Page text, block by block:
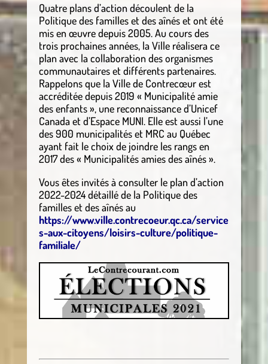
Quatre plans d’action découlent de la
Politique des familles et des aînés et ont été
mis en œuvre depuis 2005. Au cours des
trois prochaines années, la Ville réalisera ce
plan avec la collaboration des organismes
communautaires et différents partenaires.
Rappelons que la Ville de Contrecœur est
accréditée depuis 2019 « Municipalité amie
des enfants », une reconnaissance d’Unicef
Canada et d’Espace MUNI. Elle est aussi l’une
des 900 municipalités et MRC au Québec
ayant fait le choix de joindre les rangs en
2017 des « Municipalités amies des aînés ».
Vous êtes invités à consulter le plan d’action
2022-2024 détaillé de la Politique des
familles et des aînés au
https://www.ville.contrecoeur.qc.ca/service
s-aux-citoyens/loisirs-culture/politique-
familiale/